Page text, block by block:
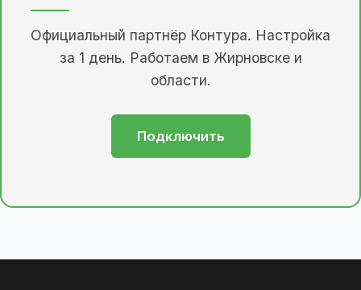
Официальный партнёр Контура. Настройка
за 1 день. Работаем в Жирновске и
области.
Подключить